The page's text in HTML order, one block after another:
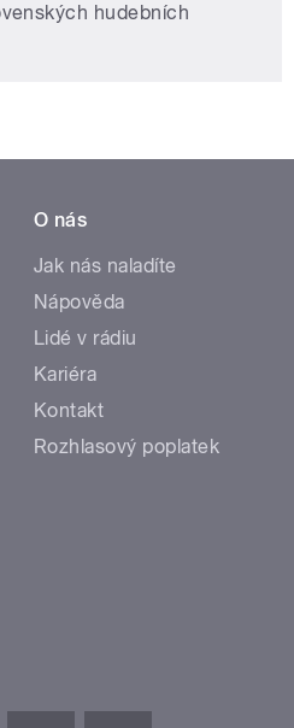
hudebních
O nás
Jak nás naladíte
Nápověda
Lidé v rádiu
Kariéra
Kontakt
Rozhlasový poplatek